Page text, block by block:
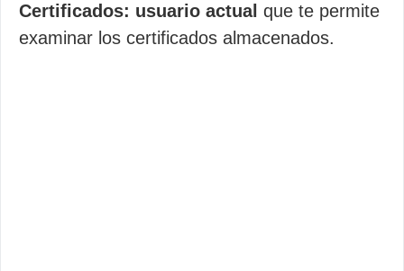
Certificados: usuario actual que te permite
examinar los certificados almacenados.